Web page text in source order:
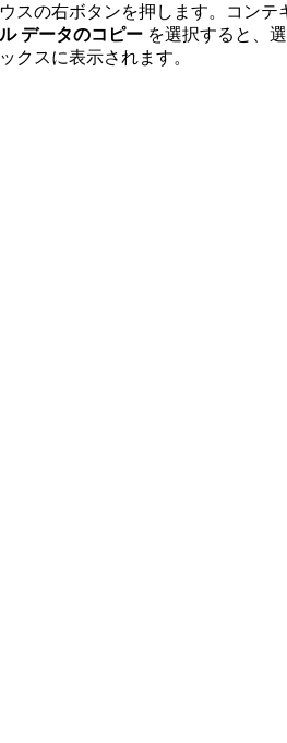
スの右ボタンを押します。コンテ
データのコピー を選択すると、
クスに表示されます。